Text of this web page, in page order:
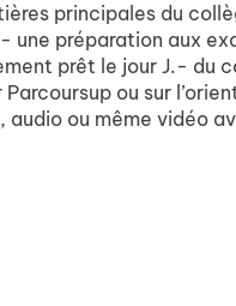
principales du
une préparation aux
prêt le jour J.- du
ou sur
ou même vidéo